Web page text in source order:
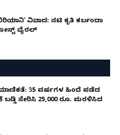
ವಿವಾದ: ನಟಿ ಕೃತಿ ಕರ್ಬಂದಾ
ವೈರಲ್
35 ವರ್ಷಗಳ ಹಿಂದೆ ಪಡೆದ
ಬಡ್ಡಿ ಸೇರಿಸಿ 25,000 ರೂ. ಮರಳಿಸಿದ